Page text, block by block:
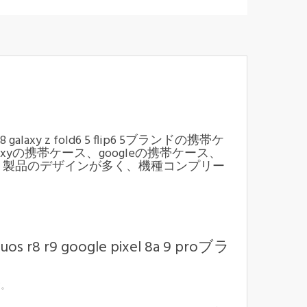
galaxy z fold6 5 flip6 5ブランドの携帯ケ
携帯ケース、googleの携帯ケース、
品のデザインが多く、機種コンプリー
r8 r9 google pixel 8a 9 proブラ